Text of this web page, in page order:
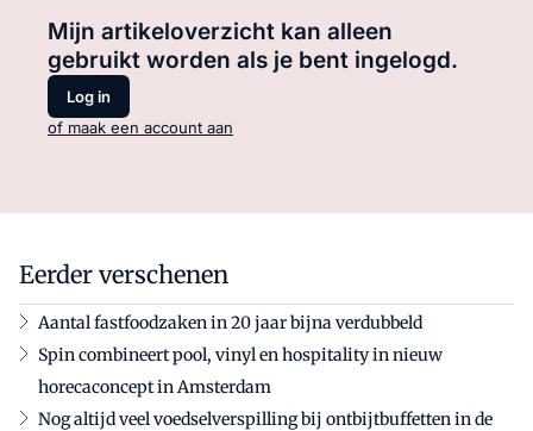
Mijn artikeloverzicht kan alleen
gebruikt worden als je bent ingelogd.
Log in
of maak een account aan
Eerder verschenen
Aantal fastfoodzaken in 20 jaar bijna verdubbeld
Spin combineert pool, vinyl en hospitality in nieuw
horecaconcept in Amsterdam
Nog altijd veel voedselverspilling bij ontbijtbuffetten in de